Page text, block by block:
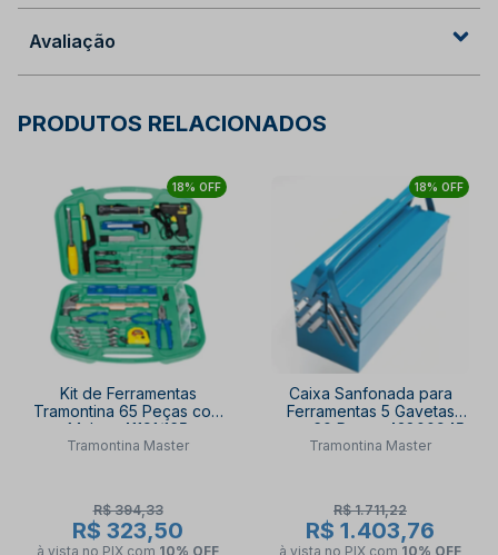
Avaliação
PRODUTOS RELACIONADOS
18% OFF
Kit de Ferramentas
Tramontina 65 Peças com
Maleta 41191/165
TRAMONTINA MASTER
Tramontina Master
R$ 394,33
R$ 323,50
à vista no PIX com 10% OFF
18% OFF
Caixa Sanfonada para
Ferramentas 5 Gavetas
com 60 Peças 43800945
TRAMONTINA MASTER
Tramontina Master
R$ 1.711,22
R$ 1.403,76
à vista no PIX com 10% OFF